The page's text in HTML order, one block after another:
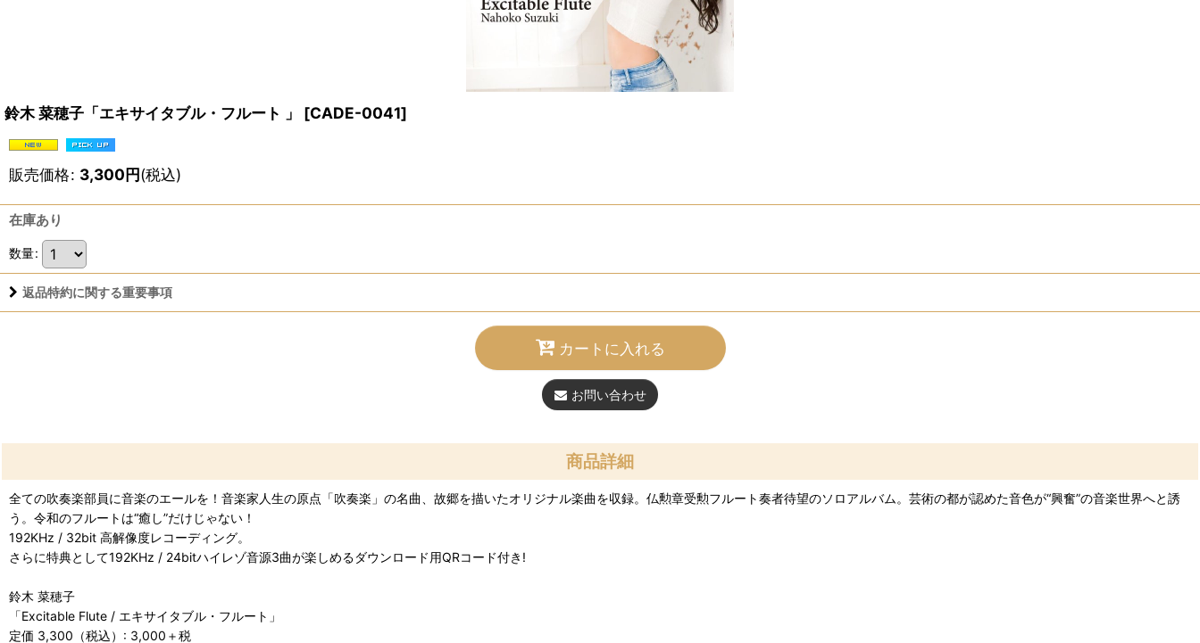
鈴木 菜穂子「エキサイタブル・フルート 」 [CADE-0041]
販売価格: 3,300円(税込)
在庫あり
数量:
返品特約に関する重要事項
カートに入れる
お問い合わせ
商品詳細
全ての吹奏楽部員に音楽のエールを！音楽家人生の原点「吹奏楽」の名曲、故郷を描いたオリジナル楽曲を収録。仏勲章受勲フルート奏者待望のソロアルバム。芸術の都が認めた音色が“興奮”の音楽世界へと誘
う。令和のフルートは“癒し”だけじゃない！
192KHz / 32bit 高解像度レコーディング。
さらに特典として192KHz / 24bitハイレゾ音源3曲が楽しめるダウンロード用QRコード付き!
鈴木 菜穂子
「Excitable Flute / エキサイタブル・フルート」
定価 3,300（税込）: 3,000＋税